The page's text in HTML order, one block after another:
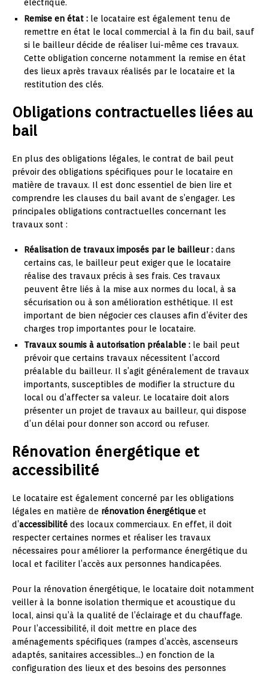
électrique.
Remise en état : le locataire est également tenu de
remettre en état le local commercial à la fin du bail, sauf
si le bailleur décide de réaliser lui-même ces travaux.
Cette obligation concerne notamment la remise en état
des lieux après travaux réalisés par le locataire et la
restitution des clés.
Obligations contractuelles liées au
bail
En plus des obligations légales, le contrat de bail peut
prévoir des obligations spécifiques pour le locataire en
matière de travaux. Il est donc essentiel de bien lire et
comprendre les clauses du bail avant de s’engager. Les
principales obligations contractuelles concernant les
travaux sont :
Réalisation de travaux imposés par le bailleur : dans
certains cas, le bailleur peut exiger que le locataire
réalise des travaux précis à ses frais. Ces travaux
peuvent être liés à la mise aux normes du local, à sa
sécurisation ou à son amélioration esthétique. Il est
important de bien négocier ces clauses afin d’éviter des
charges trop importantes pour le locataire.
Travaux soumis à autorisation préalable : le bail peut
prévoir que certains travaux nécessitent l’accord
préalable du bailleur. Il s’agit généralement de travaux
importants, susceptibles de modifier la structure du
local ou d’affecter sa valeur. Le locataire doit alors
présenter un projet de travaux au bailleur, qui dispose
d’un délai pour donner son accord ou refuser.
Rénovation énergétique et
accessibilité
Le locataire est également concerné par les obligations
légales en matière de rénovation énergétique et
d’accessibilité des locaux commerciaux. En effet, il doit
respecter certaines normes et réaliser les travaux
nécessaires pour améliorer la performance énergétique du
local et faciliter l’accès aux personnes handicapées.
Pour la rénovation énergétique, le locataire doit notamment
veiller à la bonne isolation thermique et acoustique du
local, ainsi qu’à la qualité de l’éclairage et du chauffage.
Pour l’accessibilité, il doit mettre en place des
aménagements spécifiques (rampes d’accès, ascenseurs
adaptés, sanitaires accessibles…) en fonction de la
configuration des lieux et des besoins des personnes